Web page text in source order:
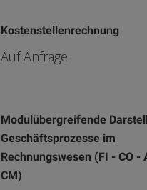
Kostenstellenrechnung
Auf Anfrage
Modulübergreifende
Geschäftsprozesse im
Rechnungswesen (FI - CO -
CM)